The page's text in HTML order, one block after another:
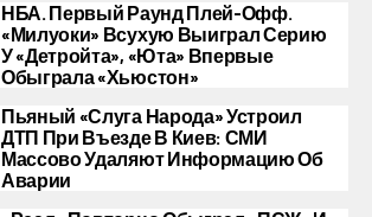
НБА. Первый Раунд Плей-Офф.
«Милуоки» Всухую Выиграл Серию
У «Детройта», «Юта» Впервые
Обыграла «Хьюстон»
Пьяный «слуга Народа» Устроил
ДТП При Въезде В Киев: СМИ
Массово Удаляют Информацию Об
Аварии